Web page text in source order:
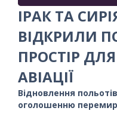
ІРАК ТА
ВІДКРИЛИ
ПРОСТІР
АВІАЦІЇ
Відновлення
оголошенню